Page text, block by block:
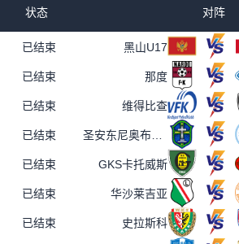
状态 对阵
已结束 黑山U17
已结束 那度
已结束 维得比查
已结束
已结束 GKS卡托威斯
已结束 华沙莱吉亚
已结束 史拉斯科